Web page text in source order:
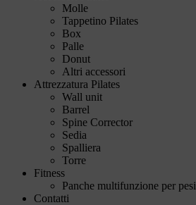
Molle
Tappetino Pilates
Box
Palle
Donut
Altri accessori
Attrezzatura Pilates
Wall unit
Barrel
Spine Corrector
Sedia
Spalliera
Torre
Fitness
Panche multifunzione per pesi
Contatti